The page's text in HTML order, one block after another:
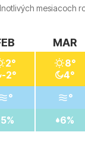
mesiacoch
2°
-2°
°
5%
MAR
8°
4°
°
6%